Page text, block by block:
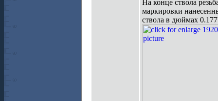
На конце ствола
маркировки
ствола в дюймах